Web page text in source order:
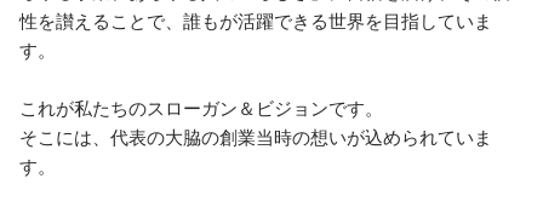
性を讃えることで、誰もが活躍できる世界を目指していま
す。
これが私たちのスローガン＆ビジョンです。
そこには、代表の大脇の創業当時の想いが込められていま
す。